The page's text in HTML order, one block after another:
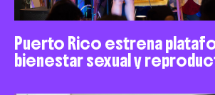
Puerto Rico estrena
bienestar sexual y